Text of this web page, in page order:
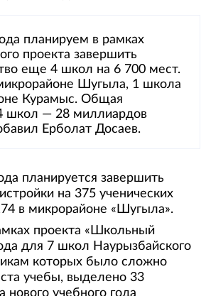
планируем в рамках
проекта завершить
еще 4 школ на 6 700 мест.
Шугыла, 1 школа
Курамыс. Общая
школ — 28 миллиардов
Ерболат Досаев.
планируется завершить
на 375 ученических
в микрорайоне «Шугыла».
проекта «Школьный
для 7 школ Наурызбайского
которых было сложно
учебы, выделено 33